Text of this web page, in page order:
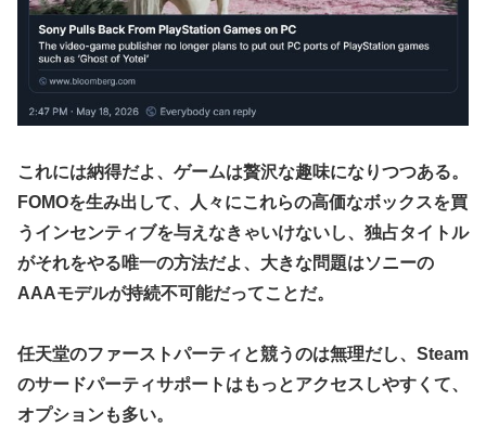
【日向坂46】Zepp Osaka、客席が想像以上にヤバい…
【艦これ】今回ソ連艦てまたユーロの仲間入りしとんのか
【速報】とある魔術の禁書目録、最新刊でヒロイン戦争決着
wwwwwwwwwwwww
まったディズニー信者、帰国後『本家』に失望する事態に
【ウマ娘】セイちゃんの攻撃力を見よ！！！
転の策がバレちゃった！
FF4とかいうカッコいい竜騎士が活躍するゲーム最高だよな
【スターウォーズ】グローグーってすごい人気あるんだな…
【画像】 YouTubeコメント欄、キレッキレ
【デレマス】 仮面ライダーバロンＰ第２話「蒼翼の乙女」
これには納得だよ、ゲームは贅沢な趣味になりつつある。
FOMOを生み出して、人々にこれらの高価なボックスを買
うインセンティブを与えなきゃいけないし、独占タイトル
がそれをやる唯一の方法だよ、大きな問題はソニーの
AAAモデルが持続不可能だってことだ。
任天堂のファーストパーティと競うのは無理だし、Steam
のサードパーティサポートはもっとアクセスしやすくて、
オプションも多い。